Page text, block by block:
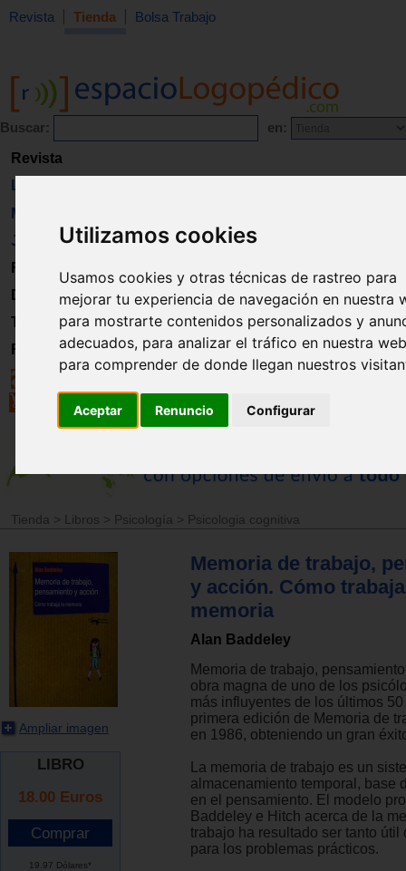
Utilizamos cookies
Usamos cookies y otras técnicas de rastreo para
mejorar tu experiencia de navegación en nuestra
para mostrarte contenidos personalizados y
adecuados, para analizar el tráfico en nuestra
para comprender de donde llegan nuestros
Aceptar Renuncio Configurar
Revista Tienda Bolsa Trabajo
Buscar: en:
Revista
Libros
Material
Juguetes
Formación
Directorio
Trabajo
Registro
Tienda > Libros > Psicología > Psicologia cognitiva
Ampliar imagen
LIBRO
18.00 Euros
19.97 Dólares*
Memoria de trabajo,
y acción. Cómo
memoria
Alan Baddeley
Memoria de trabajo,
obra magna de uno de los
más influyentes de los últimos
primera edición de Memoria de
en 1986, obteniendo un gran
La memoria de trabajo es un
almacenamiento temporal, base
en el pensamiento. El modelo
Baddeley e Hitch acerca de la
trabajo ha resultado ser tanto útil
para los problemas prácticos.